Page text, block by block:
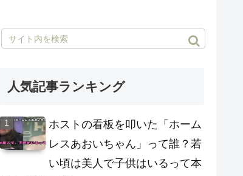
人気記事ランキング
ホストの看板を叩いた「ホーム
レスあおいちゃん」って誰？若
い頃は美人で子供はいるって本